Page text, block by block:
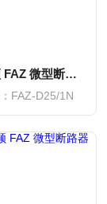
Eaton伊顿 FAZ 微型断路器
FAZ-D25/1N